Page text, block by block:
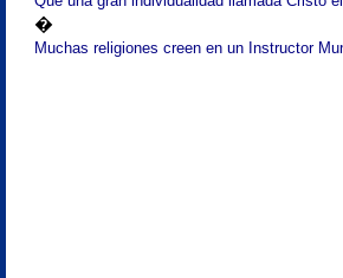
�
Muchas religiones creen en un Instructor